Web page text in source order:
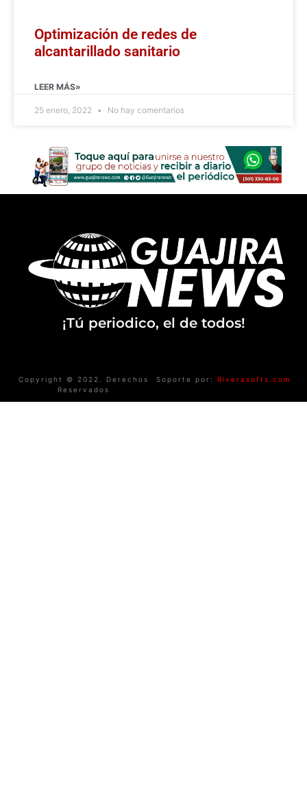
Optimización de redes de
alcantarillado sanitario
LEER MÁS»
25 enero, 2022 No hay comentarios
¡Tú periodico, el de todos!
Copyright © 2022. Derechos
Reservados
Soporte por: Riverasofts.com